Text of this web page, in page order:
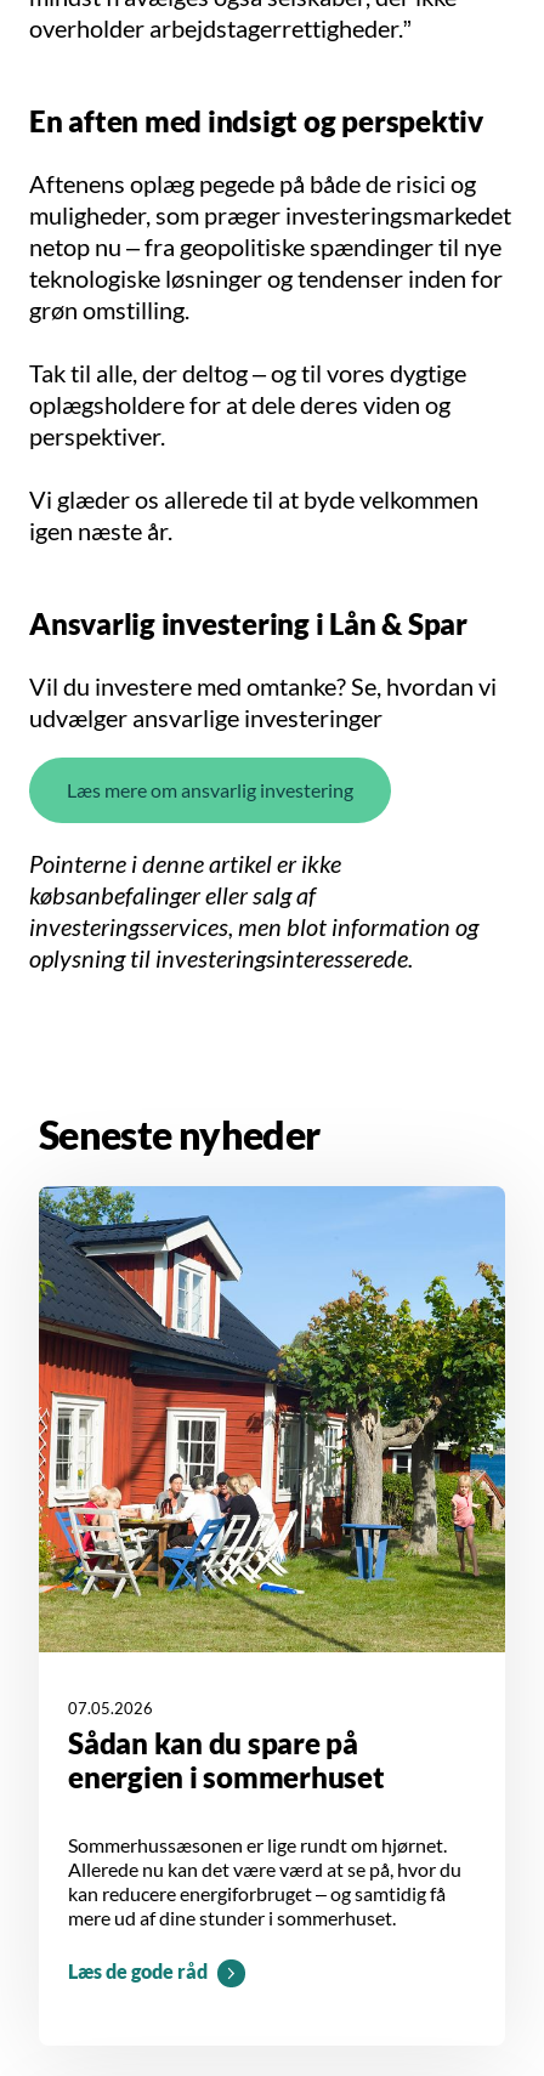
overholder arbejdstagerrettigheder.”
En aften med indsigt og perspektiv
Aftenens oplæg pegede på både de risici og
muligheder, som præger investeringsmarkedet
netop nu – fra geopolitiske spændinger til nye
teknologiske løsninger og tendenser inden for
grøn omstilling.
Tak til alle, der deltog – og til vores dygtige
oplægsholdere for at dele deres viden og
perspektiver.
Vi glæder os allerede til at byde velkommen
igen næste år.
Ansvarlig investering i Lån & Spar
Vil du investere med omtanke? Se, hvordan vi
udvælger ansvarlige investeringer
Læs mere om ansvarlig investering
Pointerne i denne artikel er ikke
købsanbefalinger eller salg af
investeringsservices, men blot information og
oplysning til investeringsinteresserede.
Seneste nyheder
07.05.2026
Sådan kan du spare på
energien i sommerhuset
Sommerhussæsonen er lige rundt om hjørnet.
Allerede nu kan det være værd at se på, hvor du
kan reducere energiforbruget – og samtidig få
mere ud af dine stunder i sommerhuset.
Læs de gode råd